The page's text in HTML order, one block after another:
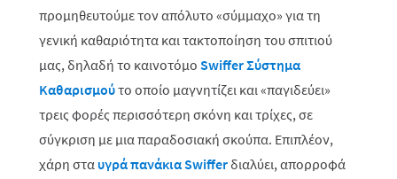
προμηθευτούμε τον απόλυτο «σύμμαχο» για τη
γενική καθαριότητα και τακτοποίηση του σπιτιού
μας, δηλαδή το καινοτόμο Swiffer Σύστημα
Καθαρισμούτο οποίο μαγνητίζει και «παγιδεύει»
τρεις φορές περισσότερη σκόνη και τρίχες, σε
σύγκριση με μια παραδοσιακή σκούπα. Επιπλέον,
χάρη σταυγρά πανάκιαSwifferδιαλύει, απορροφά